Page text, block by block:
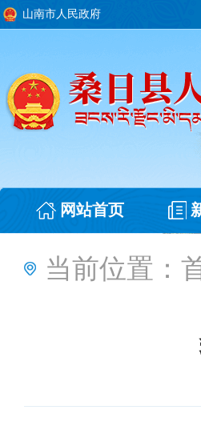
山南市人民政府
网站首页
当前位置：